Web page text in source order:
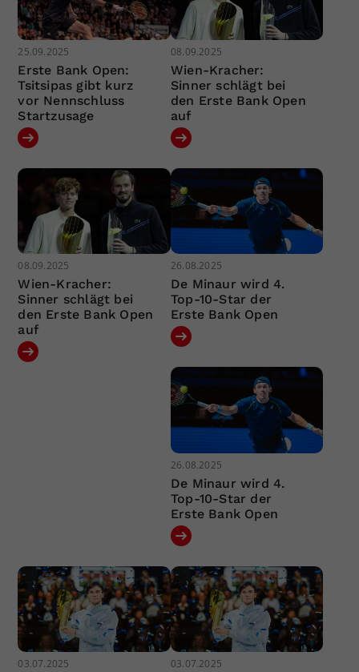
25.09.2025
Erste Bank Open:
Tsitsipas gibt kurz
vor Nennschluss
Startzusage
08.09.2025
Wien-Kracher:
Sinner schlägt bei
den Erste Bank Open
auf
08.09.2025
Wien-Kracher:
Sinner schlägt bei
den Erste Bank Open
auf
26.08.2025
De Minaur wird 4.
Top-10-Star der
Erste Bank Open
26.08.2025
De Minaur wird 4.
Top-10-Star der
Erste Bank Open
03.07.2025 03.07.2025